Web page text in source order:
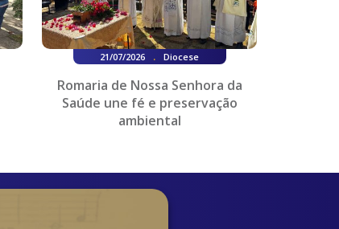
21/07/2026 . Diocese
Romaria de Nossa Senhora da
Saúde une fé e preservação
ambiental